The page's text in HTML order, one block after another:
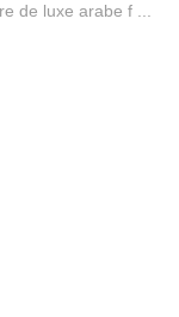
de luxe arabe f ...